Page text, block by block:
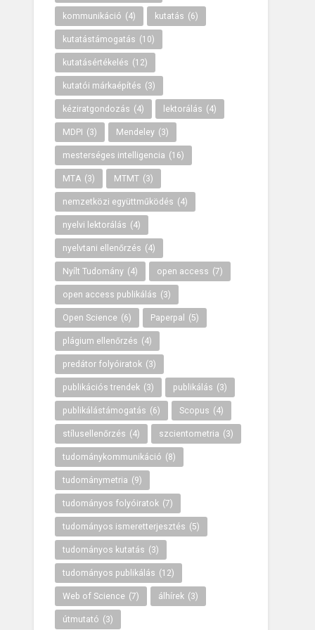
kommunikáció (4) kutatás (6)
kutatástámogatás (10)
kutatásértékelés (12)
kutatói márkaépítés (3)
kéziratgondozás (4) lektorálás (4)
MDPI (3) Mendeley (3)
mesterséges intelligencia (16)
MTA (3) MTMT (3)
nemzetközi együttműködés (4)
nyelvi lektorálás (4)
nyelvtani ellenőrzés (4)
Nyílt Tudomány (4) open access (7)
open access publikálás (3)
Open Science (6) Paperpal (5)
plágium ellenőrzés (4)
predátor folyóiratok (3)
publikációs trendek (3) publikálás (3)
publikálástámogatás (6) Scopus (4)
stílusellenőrzés (4) szcientometria (3)
tudománykommunikáció (8)
tudománymetria (9)
tudományos folyóiratok (7)
tudományos ismeretterjesztés (5)
tudományos kutatás (3)
tudományos publikálás (12)
Web of Science (7) álhírek (3)
útmutató (3)